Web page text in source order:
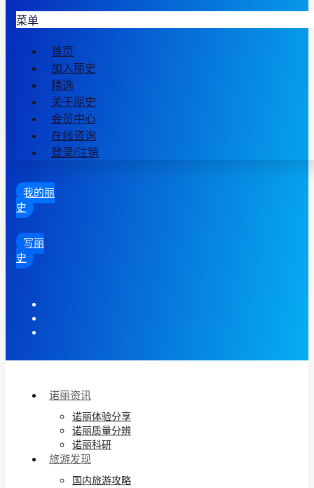
菜单
首页
加入丽史
精选
关于丽史
会员中心
在线咨询
登录/注销
我的丽
史
写丽
史
诺丽资讯
诺丽体验分享
诺丽质量分辨
诺丽科研
旅游发现
国内旅游攻略